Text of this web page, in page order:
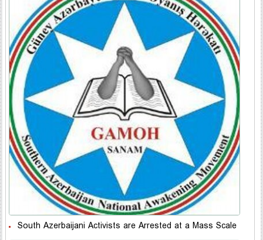
South Azerbaijani Activists are Arrested at a Mass Scale